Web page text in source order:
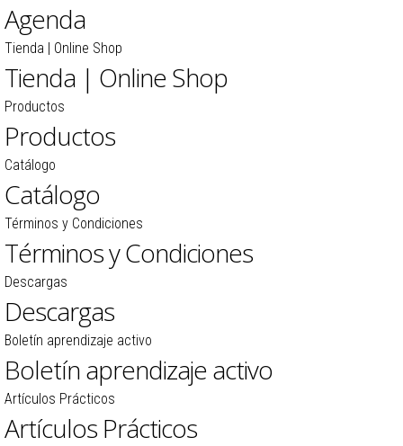
Agenda
Tienda | Online Shop
Tienda | Online Shop
Productos
Productos
Catálogo
Catálogo
Términos y Condiciones
Términos y Condiciones
Descargas
Descargas
Boletín aprendizaje activo
Boletín aprendizaje activo
Artículos Prácticos
Artículos Prácticos